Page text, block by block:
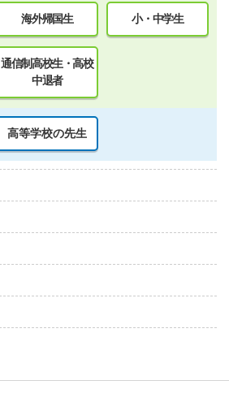
海外帰国生 小・中学生
通信制高校生・高校
中退者
高等学校の先生